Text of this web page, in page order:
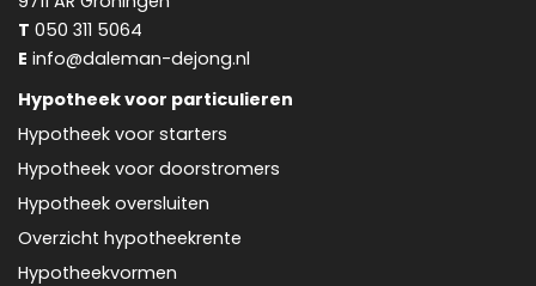
T 050 311 5064
E info@daleman-dejong.nl
Hypotheek voor particulieren
Hypotheek voor starters
Hypotheek voor doorstromers
Hypotheek oversluiten
Overzicht hypotheekrente
Hypotheekvormen